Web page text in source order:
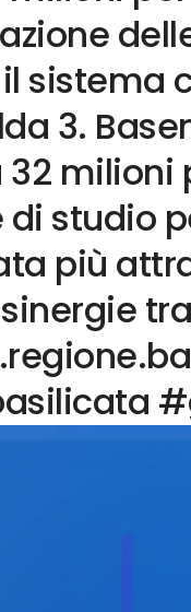
sistema
3.
milioni
studio
più